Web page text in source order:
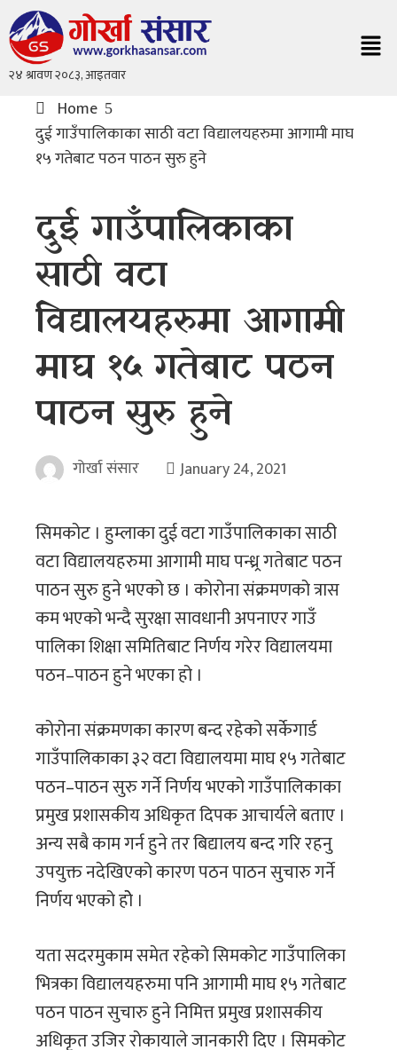
Home
दुई गाउँपालिकाका साठी वटा विद्यालयहरुमा आगामी माघ
१५ गतेबाट पठन पाठन सुरु हुने
दुई गाउँपालिकाका
साठी वटा
विद्यालयहरुमा आगामी
माघ १५ गतेबाट पठन
पाठन सुरु हुने
गोर्खा संसार January 24, 2021
सिमकोट । हुम्लाका दुई वटा गाउँपालिकाका साठी
वटा विद्यालयहरुमा आगामी माघ पन्ध्र्र गतेबाट पठन
पाठन सुरु हुने भएको छ । कोरोना संक्रमणको त्रास
कम भएको भन्दै सुरक्षा सावधानी अपनाएर गाउँ
पालिका शिक्षा समितिबाट निर्णय गरेर विद्यालयमा
पठन–पाठन हुने भएका हो ।
कोरोना संक्रमणका कारण बन्द रहेको सर्केगार्ड
गाउँपालिकाका ३२ वटा विद्यालयमा माघ १५ गतेबाट
पठन–पाठन सुरु गर्ने निर्णय भएको गाउँपालिकाका
प्रमुख प्रशासकीय अधिकृत दिपक आचार्यले बताए ।
अन्य सबै काम गर्न हुने तर बिद्यालय बन्द गरि रहनु
उपयुक्त नदेखिएको कारण पठन पाठन सुचारु गर्ने
निर्णय भएको होे ।
यता सदरमुकाम समेत रहेको सिमकोट गाउँपालिका
भित्रका विद्यालयहरुमा पनि आगामी माघ १५ गतेबाट
पठन पाठन सुचारु हुने निमित्त प्रमुख प्रशासकीय
अधिकृत उजिर रोकायाले जानकारी दिए । सिमकोट